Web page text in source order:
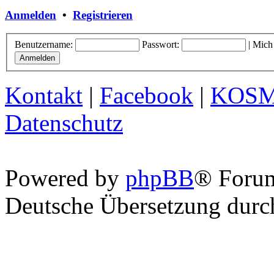
Anmelden • Registrieren
Benutzername: Passwort: | Mich
Kontakt | Facebook |
Datenschutz
Powered by phpBB®
Deutsche Übersetzung